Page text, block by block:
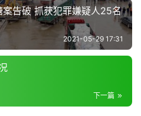
告破 抓获犯罪嫌疑人25名
2021-05-29 17:31
下一篇